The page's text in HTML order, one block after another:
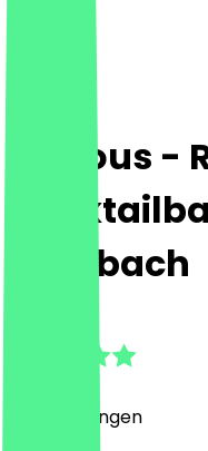
Various -
Gladbach
Bewertungen